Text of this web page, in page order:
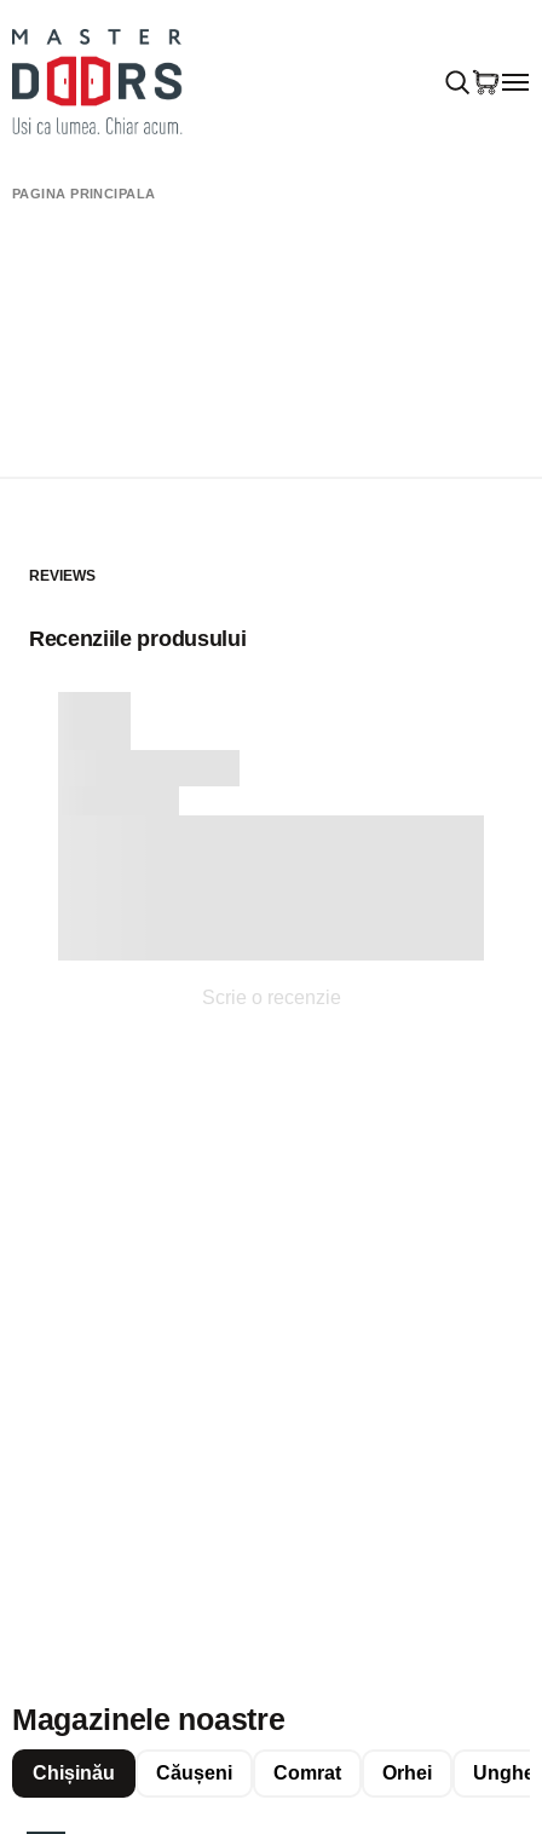
PAGINA PRINCIPALĂ
REVIEWS
Recenziile produsului
Scrie o recenzie
Magazinele noastre
Chișinău Căușeni Comrat Orhei